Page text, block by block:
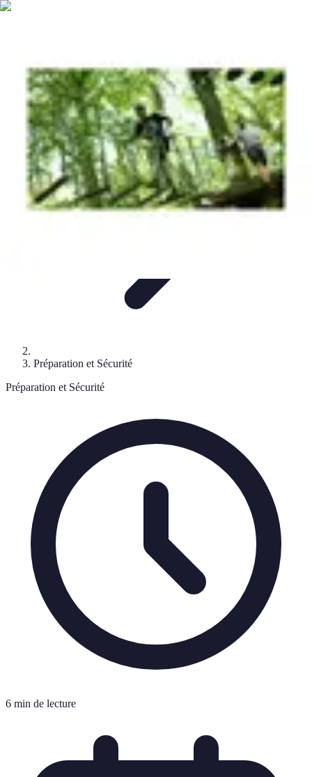
Aventure Sportive
Aventure Sportive
Préparation et Sécurité
Préparation et Sécurité
6 min de lecture